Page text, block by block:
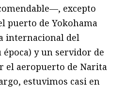
excepto
puerto de Yokohama
internacional del
y un servidor de
el aeropuerto de Narita
estuvimos casi en